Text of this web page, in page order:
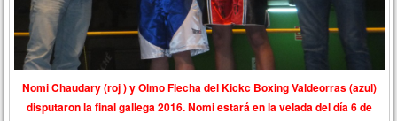
Nomi Chaudary (roj ) y Olmo Flecha del Kickc Boxing Valdeorras (azul)
disputaron la final gallega 2016. Nomi estará en la velada del día 6 de